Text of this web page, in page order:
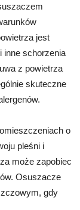
jest
inne schorzenia
z powietrza
skuteczne
o
pleśni i
może zapobiec
Osuszacze
gdy